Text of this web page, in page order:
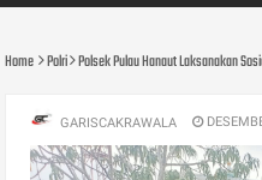
Home Polri Polsek Pulau Hanaut Laksanakan
GARISCAKRAWALA